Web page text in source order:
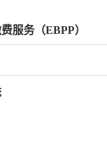
服务（EBPP）